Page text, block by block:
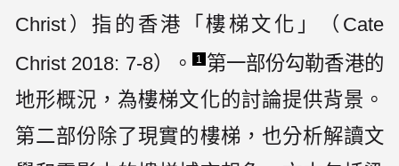
Christ）指的香港「樓梯文化」（Cate
Christ 2018: 7-8）。
1
第一部份勾勒香港的
地形概況，為樓梯文化的討論提供背景。
第二部份除了現實的樓梯，也分析解讀文